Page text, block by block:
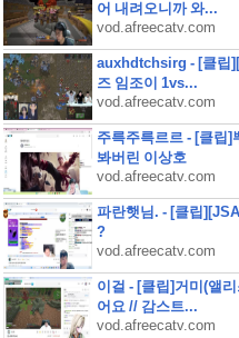
어 내려오니까 와...
vod.afreecatv.com
auxhdtchsirg - [클립
즈 임조이 1vs...
vod.afreecatv.com
주륵주륵르르 - [클립]
봐버린 이상호
vod.afreecatv.com
파란햇님. - [클립
?
vod.afreecatv.com
이걸 - [클립]거미(앨
어요 // 감스트...
vod.afreecatv.com